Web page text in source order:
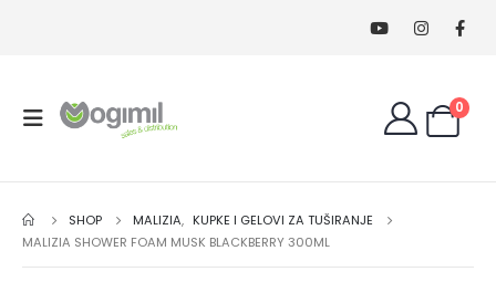
0
SHOP MALIZIA, KUPKE I GELOVI ZA TUŠIRANJE
MALIZIA SHOWER FOAM MUSK BLACKBERRY 300ML